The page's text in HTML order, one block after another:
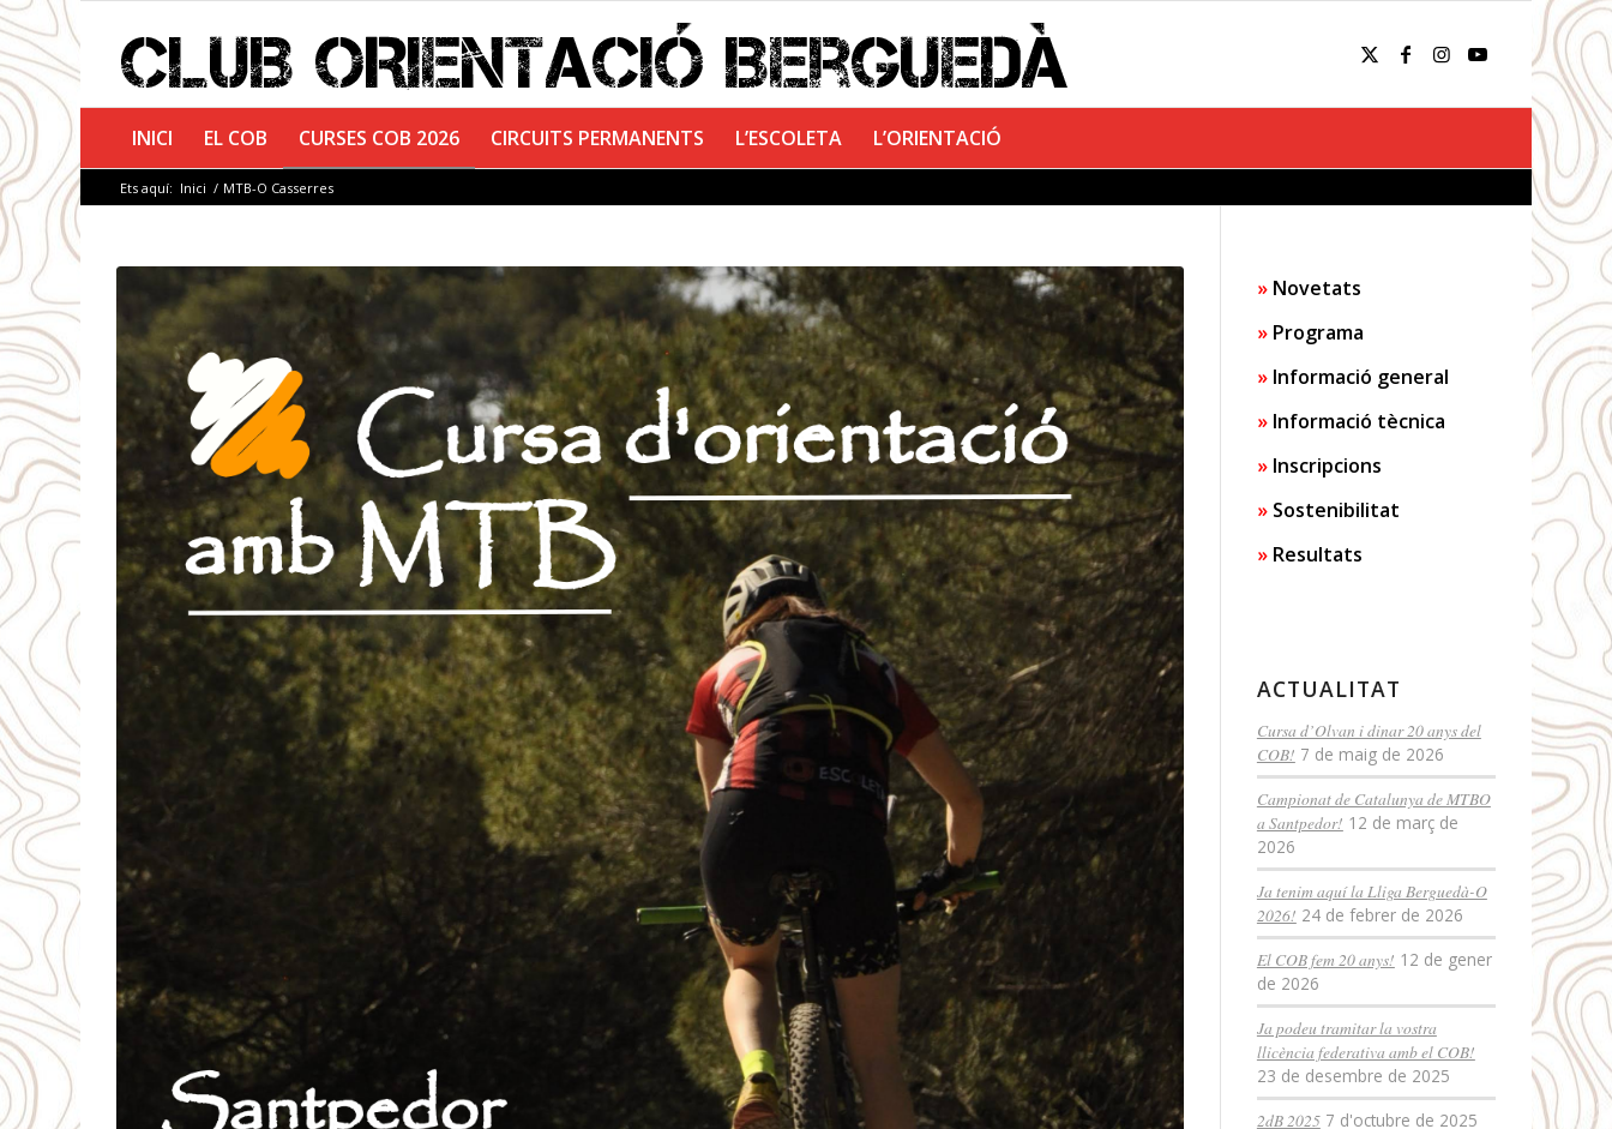
INICI EL COB CURSES COB 2026 CIRCUITS PERMANENTS L’ESCOLETA L’ORIENTACIÓ
Ets aquí: Inici / MTB-O Casserres
Novetats
Programa
Informació general
Informació tècnica
Inscripcions
Sostenibilitat
Resultats
ACTUALITAT
Cursa d’Olvan i dinar 20 anys del
COB! 7 de maig de 2026
Campionat de Catalunya de MTBO
a Santpedor! 12 de març de
2026
Ja tenim aquí la Lliga Berguedà-O
2026! 24 de febrer de 2026
El COB fem 20 anys! 12 de gener
de 2026
Ja podeu tramitar la vostra
llicència federativa amb el COB!
23 de desembre de 2025
2dB 2025 7 d'octubre de 2025